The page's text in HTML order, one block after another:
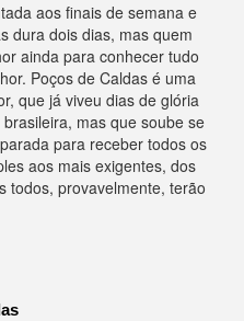
aos finais de semana e
dura dois dias, mas quem
ainda para conhecer tudo
Poços de Caldas é uma
que já viveu dias de glória
mas que soube se
para receber todos os
aos mais exigentes, dos
todos, provavelmente, terão